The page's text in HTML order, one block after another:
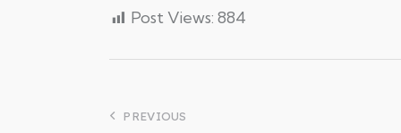
Post Views: 884
PREVIOUS